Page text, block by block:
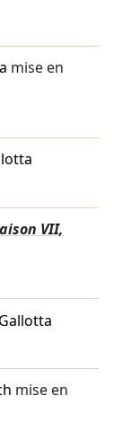
mise en
VII,
mise en